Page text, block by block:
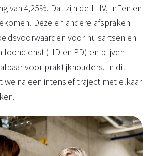
van 4,25%. Dat zijn de LHV, InEen en
Deze en andere afspraken
voor huisartsen en
loondienst (HD en PD) en blijven
voor praktijkhouders. In dit
we na een intensief traject met elkaar